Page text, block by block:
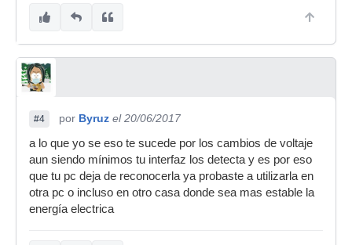
#4 por Byruz el 20/06/2017
a lo que yo se eso te sucede por los cambios de voltaje
aun siendo mínimos tu interfaz los detecta y es por eso
que tu pc deja de reconocerla ya probaste a utilizarla en
otra pc o incluso en otro casa donde sea mas estable la
energía electrica